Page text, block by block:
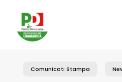
content
Comunicati Stampa